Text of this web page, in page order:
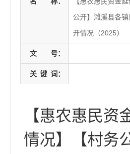
公开】濉溪县各
开情况（2025）
文 号：
关 键 词：
【惠农惠民资
情况】【村务